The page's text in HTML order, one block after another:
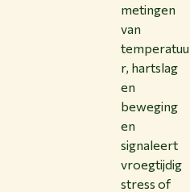
metingen
van
temperatuu
r, hartslag
en
beweging
en
signaleert
vroegtijdig
stress of